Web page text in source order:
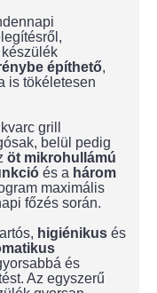
építhető,
is tökéletesen
grill
belül pedig
öt mikrohullámú
és a három
maximális
főzés során.
higiénikus és
és
Az egyszerű